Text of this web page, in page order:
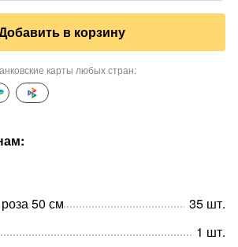
в корзину
карты любых стран:
:
50 см 35 шт.
1 шт.